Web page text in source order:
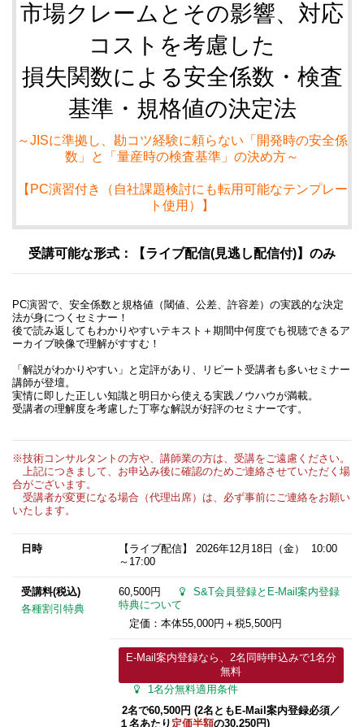
市場クレームとその影響、対応
コストを考慮した
損失関数による安全係数・検査
基準・規格値の決定法
～JISに準拠し、勘コツ経験に頼らない「開発時の安全係
数」と「量産時の検査基準」の決め方～
【PC演習付き（自社課題検討にも転用可能なテンプレー
ト使用）】
受講可能な形式：【ライブ配信(見逃し配信付)】のみ
PC演習で、安全係数と規格値（閾値、公差、許容差）の実践的な決定
法が身につくセミナー！
後で読み返してもわかりやすいテキスト＋期間中何度でも視聴できるア
ーカイブ映像で理解がすすむ！
「解説がわかりやすい」と定評があり、リピート受講者も多いセミナー
講師が登壇。
実情に即した正しい知識と明日から使える実践ノウハウが満載。
受講者の理解度を考慮した丁寧な解説が好評のセミナーです。
※技術コンサルタントの方や、講師業の方は、受講をご遠慮ください。
上記につきまして、お申込み後に確認のためご連絡させていただく場
合がございます。
受講者が変更になる場合（代理出席）は、必ず事前にご連絡をお願い
いたします。
日時 【ライブ配信】 2026年12月18日
（金） 10:00
～17:00
受講料(税込)
各種割引特典
60,500円
S&T会員登録とE-Mail案内登録
特典について
定価：本体55,000円＋税5,500円
E-Mail案内登録なら、2名同時申込みで1名分
無料
1名分無料適用条件
2名で60,500円 (2名ともE-Mail案内登録必須​／
１名あたり 定価半額の30,250円)